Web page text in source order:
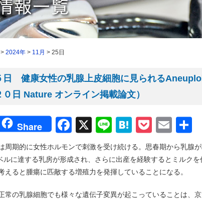
> 2024年 > 11月 > 25日
日 健康女性の乳腺上皮細胞に見られる
０日 Nature オンライン掲載論文）
Share Facebook
X LineHatena
Pocket
周期的に女性ホルモンで刺激を受け続ける。思春期から乳腺
ルに達する乳房が形成され、さらに出産を経験するとミルク
えると腫瘍に匹敵する増殖力を発揮していることになる。
常の乳腺細胞でも様々な遺伝子変異が起こっていることは、